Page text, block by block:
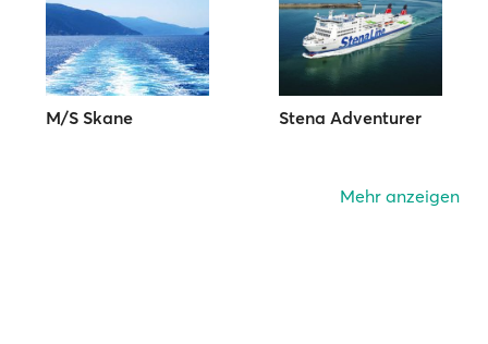
M/S Skane Stena Adventurer
Mehr anzeigen